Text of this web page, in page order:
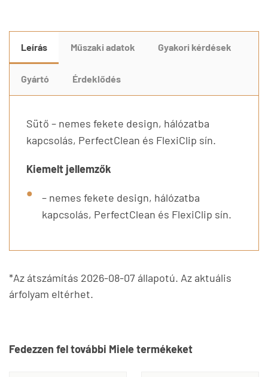
Leírás Műszaki adatok Gyakori kérdések
Gyártó Érdeklődés
Sütő – nemes fekete design, hálózatba
kapcsolás, PerfectClean és FlexiClip sín.
Kiemelt jellemzők
– nemes fekete design, hálózatba
kapcsolás, PerfectClean és FlexiClip sín.
*Az átszámítás 2026-08-07 állapotú. Az aktuális
árfolyam eltérhet.
Fedezzen fel további Miele termékeket